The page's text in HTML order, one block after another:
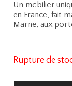
Un mobilier
en France, fait
Marne, aux
Rupture de